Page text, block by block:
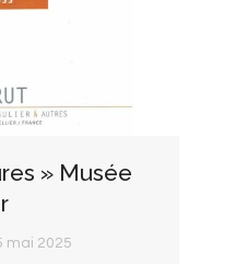
» Musée
mai 2025